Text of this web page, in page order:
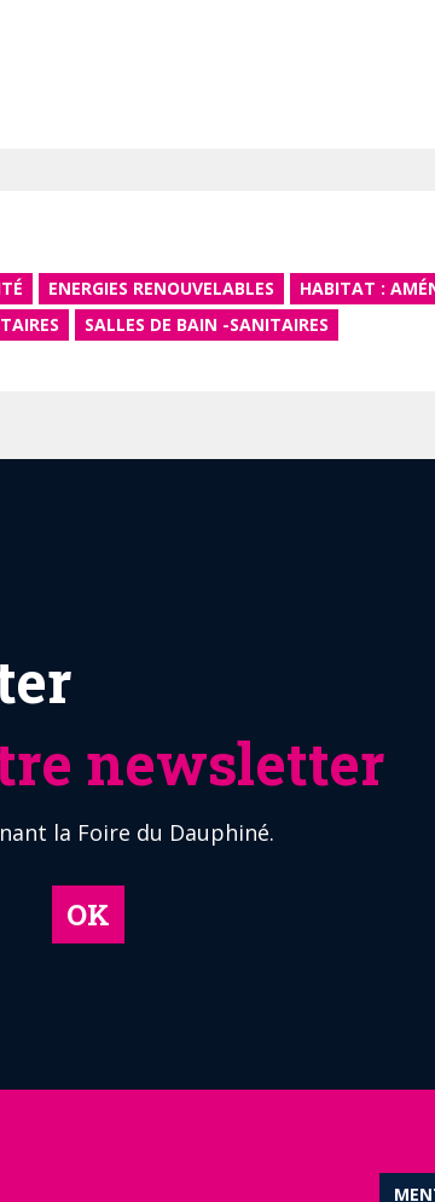
ENERGIES RENOUVELABLES
HABITAT :
SALLES DE BAIN -SANITAIRES
newsletter
la Foire du Dauphiné.
OK